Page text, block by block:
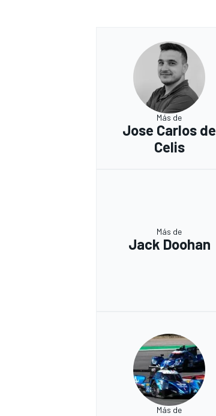
Más de
Jose Carlos de
Celis
Más de
Jack Doohan
Más de